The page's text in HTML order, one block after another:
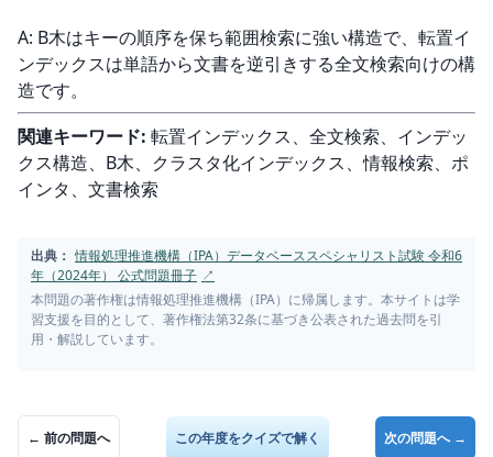
A: B木はキーの順序を保ち範囲検索に強い構造で、転置イ
ンデックスは単語から文書を逆引きする全文検索向けの構
造です。
関連キーワード: 転置インデックス、全文検索、インデッ
クス構造、B木、クラスタ化インデックス、情報検索、ポ
インタ、文書検索
出典： 情報処理推進機構（IPA）データベーススペシャリスト試験 令和6
年（2024年） 公式問題冊子 ↗
本問題の著作権は情報処理推進機構（IPA）に帰属します。本サイトは学
習支援を目的として、著作権法第32条に基づき公表された過去問を引
用・解説しています。
← 前の問題へ この年度をクイズで解く 次の問題へ →